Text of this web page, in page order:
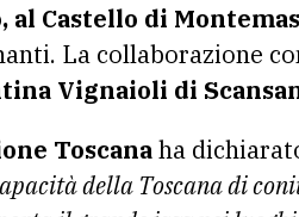
Castello di
La collaborazione
Vignaioli di
Toscanaha
della Toscana di